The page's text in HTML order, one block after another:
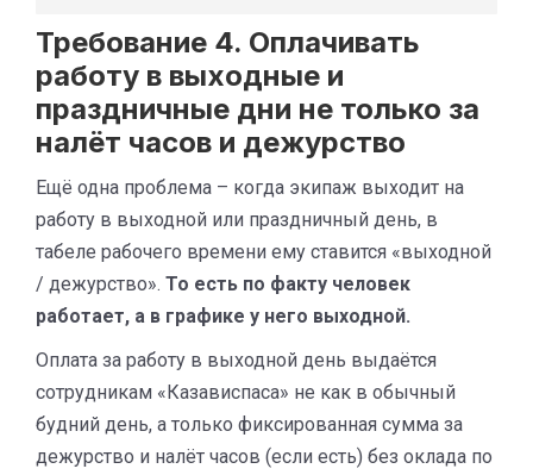
Требование 4. Оплачивать
работу в выходные и
праздничные дни не только за
налёт часов и дежурство
Ещё одна проблема – когда экипаж выходит на
работу в выходной или праздничный день, в
табеле рабочего времени ему ставится «выходной
/ дежурство». То есть по факту человек
работает, а в графике у него выходной.
Оплата за работу в выходной день выдаётся
сотрудникам «Казависпаса» не как в обычный
будний день, а только фиксированная сумма за
дежурство и налёт часов (если есть) без оклада по